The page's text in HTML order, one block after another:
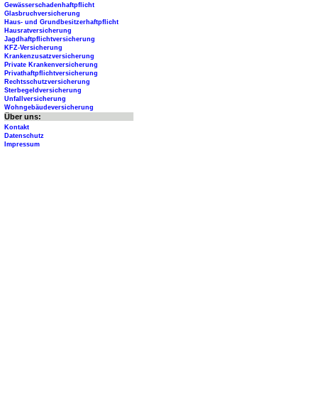
Gewässerschadenhaftpflicht
Glasbruchversicherung
Haus- und Grundbesitzerhaftpflicht
Hausratversicherung
Jagdhaftpflichtversicherung
KFZ-Versicherung
Krankenzusatzversicherung
Private Krankenversicherung
Privathaftpflichtversicherung
Rechtsschutzversicherung
Sterbegeldversicherung
Unfallversicherung
Wohngebäudeversicherung
Über uns:
Kontakt
Datenschutz
Impressum